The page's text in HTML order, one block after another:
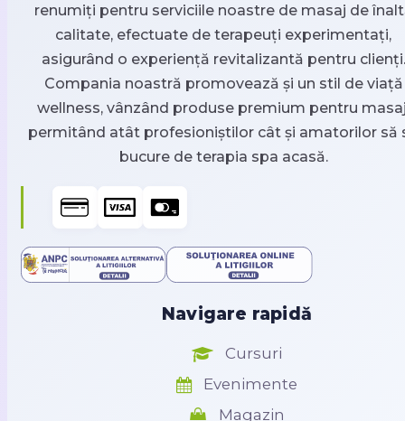
renumiți pentru serviciile noastre de masaj de
calitate, efectuate de terapeuți experimentați,
asigurând o experiență revitalizantă pentru clienți.
Compania noastră promovează și un stil de viață
wellness, vânzând produse premium pentru
permitând atât profesioniștilor cât și amatorilor să
bucure de terapia spa acasă.
Navigare rapidă
Cursuri
Evenimente
Magazin